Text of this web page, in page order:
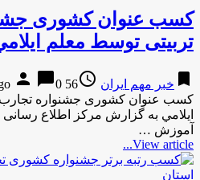
كسب عنوان كشوری
تربیتی توسط معلم
bookmark خبر مهم ایران access_time
56 years ago
person chat_bubble0
كسب عنوان كشوری جشنواره تجارب
ايلامي به گزارش مركز اطلاع
آموزش …
View article...